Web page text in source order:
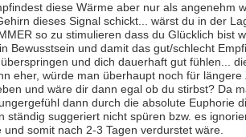
diese Wärme aber nur als angenehm
dieses Signal schickt... wärst du in der
so zu stimulieren dass du Glücklich bist
Bewusstsein und damit das gut/schlecht
und dich dauerhaft gut fühlen...
eher, würde man überhaupt noch für längere
und wäre dir dann egal ob du stirbst? Da
dann durch die absolute Euphorie
ständig suggeriert nicht spüren bzw. es
und somit nach 2-3 Tagen verdurstet wäre.